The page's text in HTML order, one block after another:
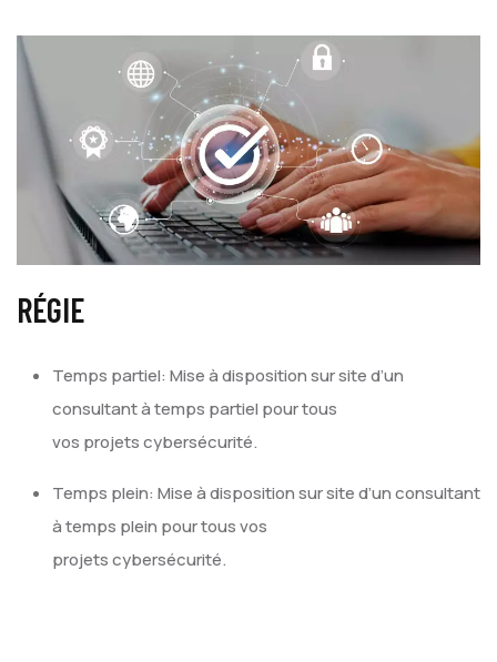
RÉGIE
Temps partiel: Mise à disposition sur site d’un
consultant à temps partiel pour tous
vos projets cybersécurité.
Temps plein: Mise à disposition sur site d’un consultant
à temps plein pour tous vos
projets cybersécurité.